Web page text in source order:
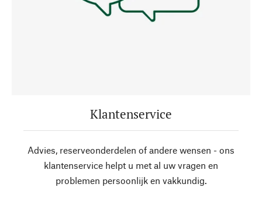
Klantenservice
Advies, reserveonderdelen of andere wensen - ons
klantenservice helpt u met al uw vragen en
problemen persoonlijk en vakkundig.